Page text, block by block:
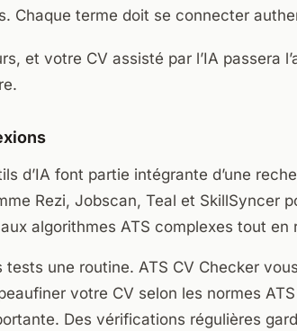
Chaque terme doit se connecter
et votre CV assisté par l’IA passera
d’IA font partie intégrante d’une
Rezi, Jobscan, Teal et SkillSyncer
algorithmes ATS complexes tout en
tests une routine. ATS CV Checker
votre CV selon les normes
Des vérifications régulières